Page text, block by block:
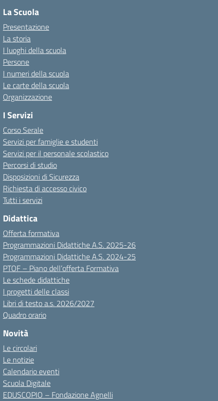
La Scuola
Presentazione
La storia
I luoghi della scuola
Persone
I numeri della scuola
Le carte della scuola
Organizzazione
I Servizi
Corso Serale
Servizi per famiglie e studenti
Servizi per il personale scolastico
Percorsi di studio
Disposizioni di Sicurezza
Richiesta di accesso civico
Tutti i servizi
Didattica
Offerta formativa
Programmazioni Didattiche A.S. 2025-26
Programmazioni Didattiche A.S. 2024-25
PTOF – Piano dell’offerta Formativa
Le schede didattiche
I progetti delle classi
Libri di testo a.s. 2026/2027
Quadro orario
Novità
Le circolari
Le notizie
Calendario eventi
Scuola Digitale
EDUSCOPIO – Fondazione Agnelli